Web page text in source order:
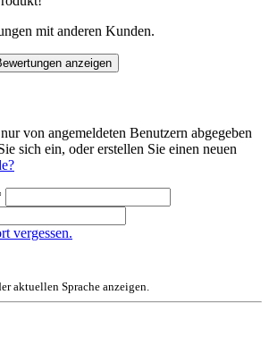
mit anderen Kunden.
anzeigen
von angemeldeten Benutzern abgegeben
sich ein, oder erstellen Sie einen neuen
vergessen.
aktuellen Sprache anzeigen.